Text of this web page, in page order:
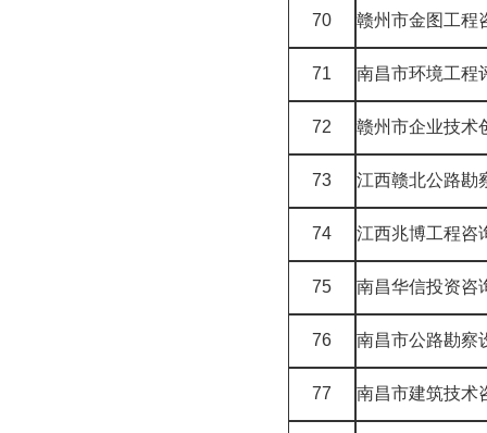
70 赣州市金图工程
71 南昌市环境工程
72 赣州市企业技术
73 江西赣北公路勘
74 江西兆博工程咨
75 南昌华信投资咨
76 南昌市公路勘察
77 南昌市建筑技术